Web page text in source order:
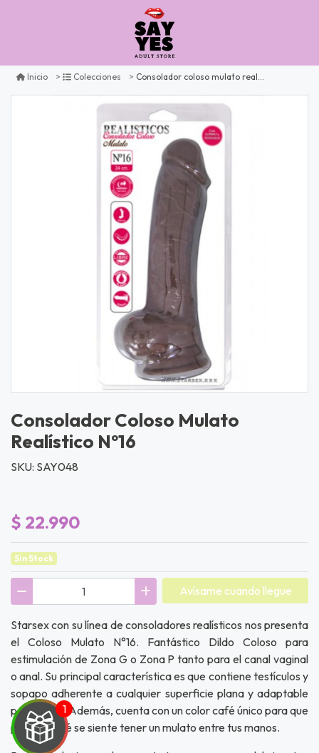
Inicio Colecciones Consolador coloso mulato realístico nº16
Consolador Coloso Mulato
Realístico Nº16
SKU: SAY048
$ 22.990
Sin Stock
Avísame cuando llegue
Starsex con su línea de consoladores realísticos nos presenta
el Coloso Mulato N°16. Fantástico Dildo Coloso para
estimulación de Zona G o Zona P tanto para el canal vaginal
o anal. Su principal característica es que contiene testículos y
sopapo adherente a cualquier superficie plana y adaptable
para arnés. Además, cuenta con un color café único para que
pruebes qué se siente tener un mulato entre tus manos.